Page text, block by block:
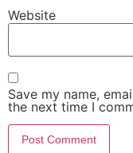
Website
Save my name,
the next time I